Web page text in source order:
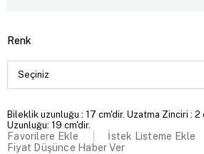
Renk
Bileklik uzunluğu : 17 cm'dir. Uzatma Zinciri :
Uzunluğu: 19 cm'dir.
Favorilere Ekle
İstek Listeme Ekle
Fiyat Düşünce Haber Ver